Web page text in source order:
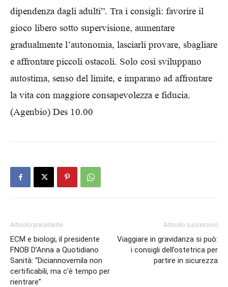
dipendenza dagli adulti”. Tra i consigli: favorire il
gioco libero sotto supervisione, aumentare
gradualmente l’autonomia, lasciarli provare, sbagliare
e affrontare piccoli ostacoli. Solo così sviluppano
autostima, senso del limite, e imparano ad affrontare
la vita con maggiore consapevolezza e fiducia.
(Agenbio) Des 10.00
Articolo precedente
ECM e biologi, il presidente
FNOB D’Anna a Quotidiano
Sanità: “Diciannovemila non
certificabili, ma c’è tempo per
rientrare”
Articolo successivo
Viaggiare in gravidanza si può:
i consigli dell’ostetrica per
partire in sicurezza